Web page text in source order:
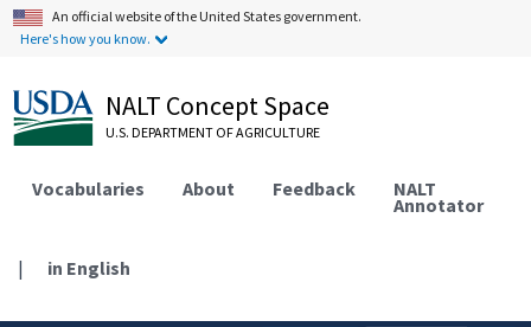
An official website of the United States government.
Here's how you know.
NALT Concept Space
U.S. DEPARTMENT OF AGRICULTURE
Vocabularies About Feedback NALT
Annotator
| in English